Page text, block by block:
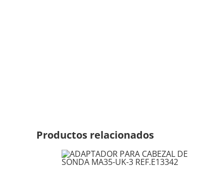
Productos relacionados